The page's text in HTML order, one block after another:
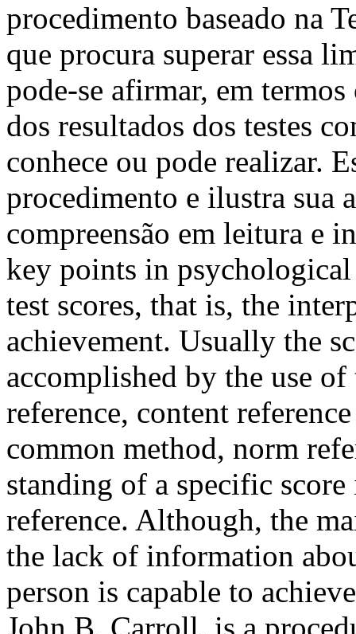
procedimento baseado na
que procura superar essa
pode-se afirmar, em
dos resultados dos testes
conhece ou pode realizar.
procedimento e ilustra sua
compreensão em leitura e
key points in
test scores, that is, the
achievement. Usually the
accomplished by the use
reference, content
common method, norm
standing of a specific
reference. Although, the
the lack of information
person is capable to